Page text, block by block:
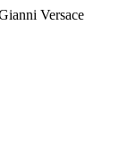
Versace